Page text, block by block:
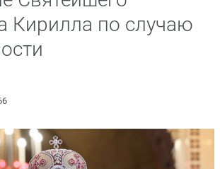
Кирилла по случаю